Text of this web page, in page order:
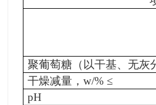
聚葡萄糖（以干基、无灰
干燥减量，w/% ≤
pH